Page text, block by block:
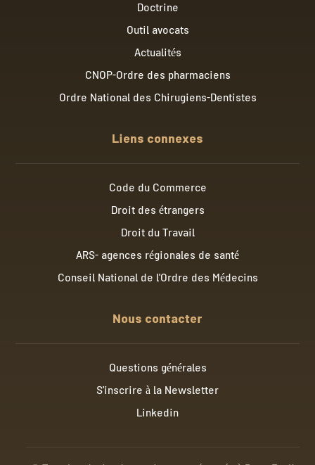
Doctrine
Outil avocats
Actualités
CNOP-Ordre des pharmaciens
Ordre National des Chirugiens-Dentistes
Liens connexes
Code du Commerce
Droit des étrangers
Droit du Travail
ARS- agences régionales de santé
Conseil National de l'Ordre des Médecins
Nous contacter
Questions générales
S'inscrire à la Newsletter
Linkedin